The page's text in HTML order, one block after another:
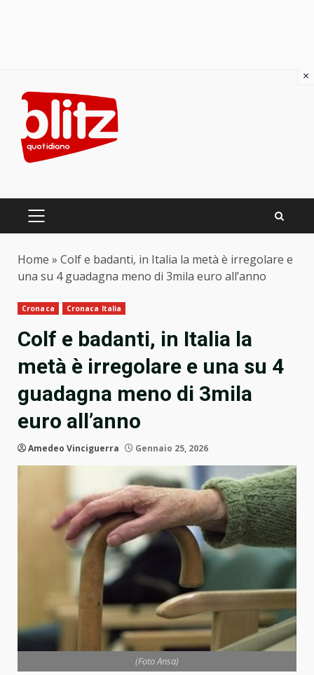
content
PRIMARY
Home » Colf e badanti, in Italia la metà è irregolare e
una su 4 guadagna meno di 3mila euro all’anno
Cronaca Cronaca Italia
Colf e badanti, in Italia la
metà è irregolare e una su 4
guadagna meno di 3mila
euro all’anno
Amedeo Vinciguerra Gennaio 25, 2026
(Foto Ansa)
×